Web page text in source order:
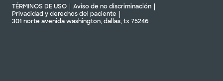
TÉRMINOS DE USO
Aviso de no discriminación
Privacidad y derechos del paciente
301 norte avenida washington, dallas, tx 75246